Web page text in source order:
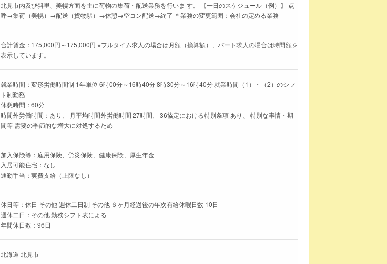
北見市内及び斜里、美幌方面を主に荷物の集荷・配送業務を行いま す。 【一日のスケジュール（例）】 点
呼→集荷（美幌）→配送（貨物駅）→休憩→空コン配送→終了 ＊業務の変更範囲：会社の定める業務
合計賃金：175,000円～175,000円 ※フルタイム求人の場合は月額（換算額）、パート求人の場合は時間額を
表示しています。
就業時間：変形労働時間制 1年単位 6時00分～16時40分 8時30分～16時40分 就業時間（1）・（2）のシフ
ト制勤務
休憩時間：60分
時間外労働時間：あり、 月平均時間外労働時間 27時間、 36協定における特別条項 あり、 特別な事情・期
間等 需要の季節的な増大に対処するため
加入保険等：雇用保険、労災保険、健康保険、厚生年金
入居可能住宅：なし
通勤手当：実費支給（上限なし）
休日等：休日 その他 週休二日制 その他 ６ヶ月経過後の年次有給休暇日数 10日
週休二日：その他 勤務シフト表による
年間休日数：96日
北海道 北見市